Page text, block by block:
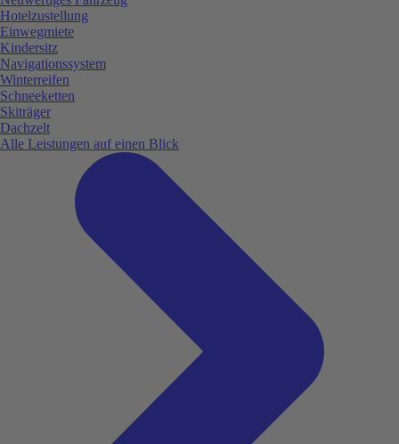
Hotelzustellung
Einwegmiete
Kindersitz
Navigationssystem
Winterreifen
Schneeketten
Skiträger
Dachzelt
Alle Leistungen auf einen Blick